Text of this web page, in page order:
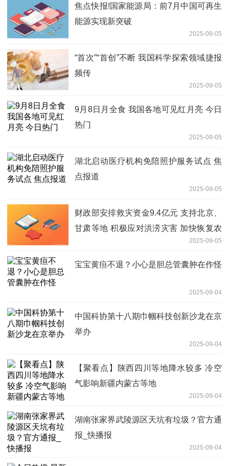
焦点快报!国家能源局：前7月中国可再生
能源实现新突破
2025-09-05
“首次”“首创”不断 我国科学探索领域捷报
频传
2025-09-05
9月8日月全食 我国各地可见红月亮 今日
热门
2025-09-05
湖北启动医疗机构免陪照护服务试点 焦
点报道
2025-09-05
财政部安排救灾资金9.4亿元 支持北京、
甘肃等地 积极应对洪涝灾害 加快恢复农
2025-09-05
宝宝黄疸不退？小心是胆总管囊肿在作怪
2025-09-04
中国科协第十八期巾帼科技创新沙龙在京
举办
2025-09-04
【聚看点】陕西四川等地降水较多 冷空
气影响新疆内蒙古等地
2025-09-04
湖南张家界武陵源区天坑有垃圾？官方通
报_快播报
2025-09-04